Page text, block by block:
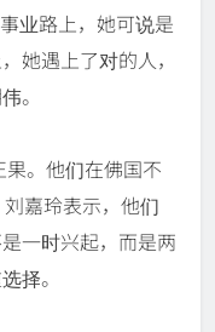
业路上，她可说是
她遇上了对的人，
。
。他们在佛国不
嘉玲表示，他们
一时兴起，而是两
择。